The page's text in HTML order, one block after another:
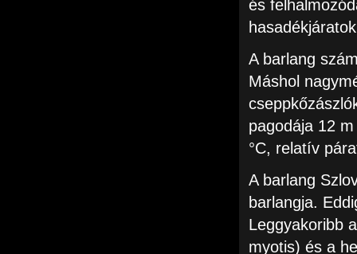
és
A barlang
Máshol
pagodája 12
°C, relatív
A barlang
barlangja.
Leggyakoribb
myotis) és a